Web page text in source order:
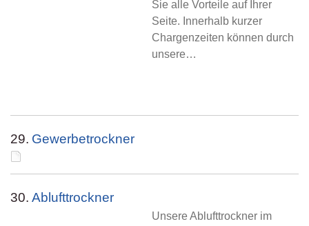
Sie alle Vorteile auf Ihrer
Seite. Innerhalb kurzer
Chargenzeiten können durch
unsere…
29. Gewerbetrockner
30. Ablufttrockner
Unsere Ablufttrockner im